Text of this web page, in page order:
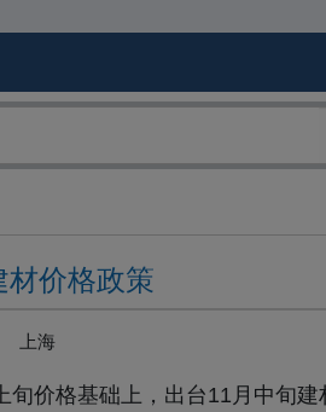
材价格政策
上海
价格基础上，出台11月中旬建